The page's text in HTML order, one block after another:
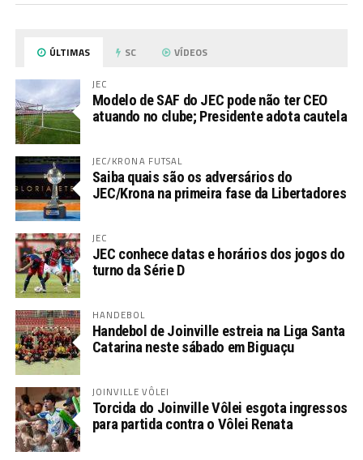
ÚLTIMAS SC VÍDEOS
JEC
Modelo de SAF do JEC pode não ter CEO
atuando no clube; Presidente adota cautela
JEC/KRONA FUTSAL
Saiba quais são os adversários do
JEC/Krona na primeira fase da Libertadores
JEC
JEC conhece datas e horários dos jogos do
turno da Série D
HANDEBOL
Handebol de Joinville estreia na Liga Santa
Catarina neste sábado em Biguaçu
JOINVILLE VÔLEI
Torcida do Joinville Vôlei esgota ingressos
para partida contra o Vôlei Renata